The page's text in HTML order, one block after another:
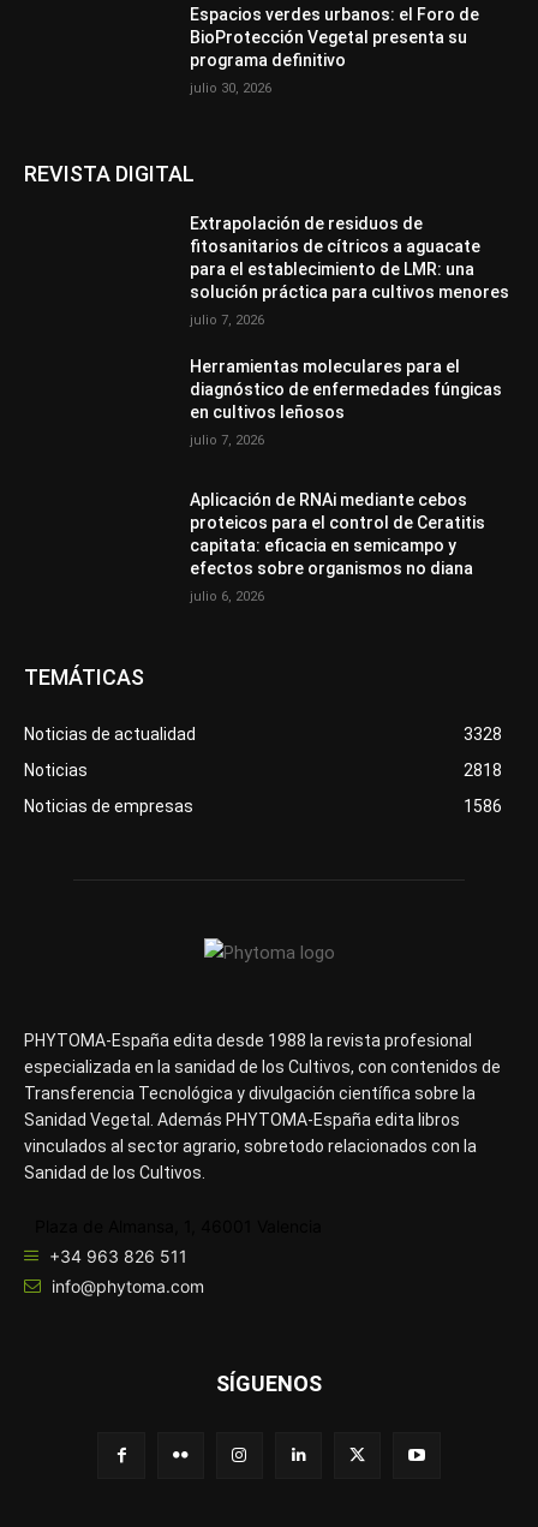
Espacios verdes urbanos: el Foro de
BioProtección Vegetal presenta su
programa definitivo
julio 30, 2026
REVISTA DIGITAL
Extrapolación de residuos de
fitosanitarios de cítricos a aguacate
para el establecimiento de LMR: una
solución práctica para cultivos menores
julio 7, 2026
Herramientas moleculares para el
diagnóstico de enfermedades fúngicas
en cultivos leñosos
julio 7, 2026
Aplicación de RNAi mediante cebos
proteicos para el control de Ceratitis
capitata: eficacia en semicampo y
efectos sobre organismos no diana
julio 6, 2026
TEMÁTICAS
Noticias de actualidad
3328
Noticias
2818
Noticias de empresas
1586
PHYTOMA-España edita desde 1988 la revista profesional
especializada en la sanidad de los Cultivos, con contenidos de
Transferencia Tecnológica y divulgación científica sobre la
Sanidad Vegetal. Además PHYTOMA-España edita libros
vinculados al sector agrario, sobretodo relacionados con la
Sanidad de los Cultivos.
+34 963 826 511
info@phytoma.com
SÍGUENOS